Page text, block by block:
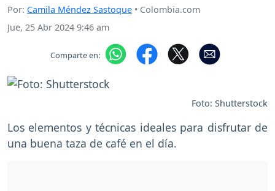
Por: Camila Méndez Sastoque • Colombia.com
Jue, 25 Abr 2024 9:46 am
Comparte en:
Foto: Shutterstock
Los elementos y técnicas ideales para disfrutar de
una buena taza de café en el día.